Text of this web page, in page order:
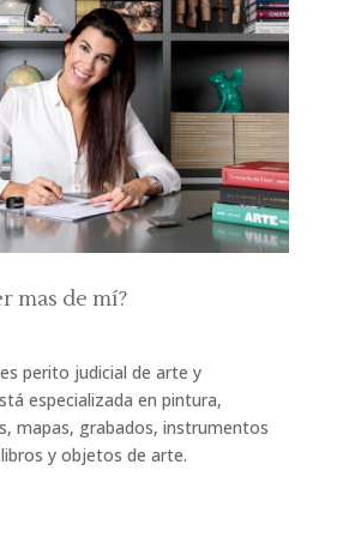
mas de mí?
perito judicial de arte y
especializada en pintura,
mapas, grabados, instrumentos
y objetos de arte.